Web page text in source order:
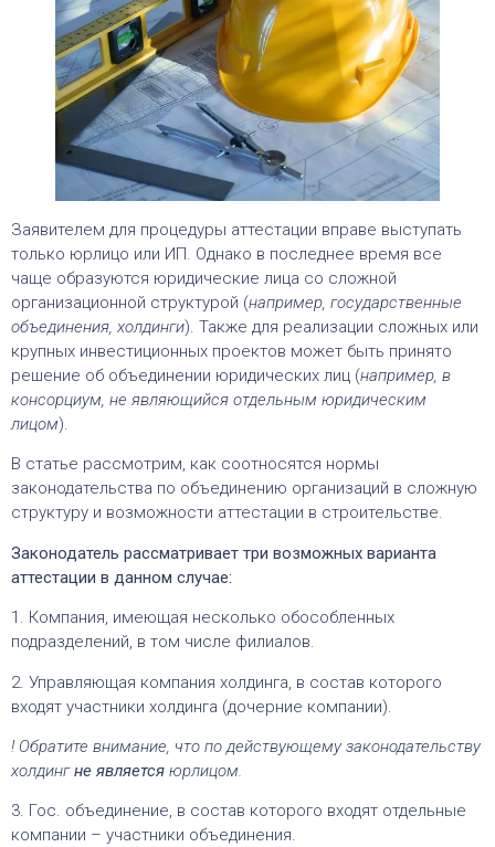
Заявителем для процедуры аттестации вправе выступать
только юрлицо или ИП. Однако в последнее время все
чаще образуются юридические лица со сложной
организационной структурой (например, государственные
объединения, холдинги). Также для реализации сложных или
крупных инвестиционных проектов может быть принято
решение об объединении юридических лиц (например, в
консорциум, не являющийся отдельным юридическим
лицом).
В статье рассмотрим, как соотносятся нормы
законодательства по объединению организаций в сложную
структуру и возможности аттестации в строительстве.
Законодатель рассматривает три возможных варианта
аттестации в данном случае:
1. Компания, имеющая несколько обособленных
подразделений, в том числе филиалов.
2. Управляющая компания холдинга, в состав которого
входят участники холдинга (дочерние компании).
! Обратите внимание, что по действующему законодательству
холдингне является юрлицом.
3. Гос. объединение, в состав которого входят отдельные
компании – участники объединения.